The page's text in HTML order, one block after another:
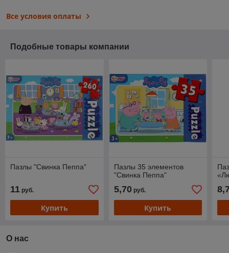
Все условия оплаты
Подобные товары компании
Пазлы "Свинка Пеппа"
11 руб.
Купить
Пазлы 35 элементов
"Свинка Пеппа"
5,70руб.
Купить
О нас